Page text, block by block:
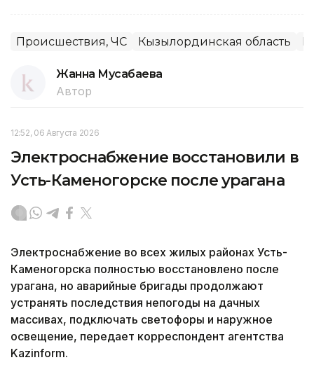
Происшествия, ЧС Кызылординская область
Жанна Мусабаева
Автор
12:52, 06 Августа 2026
Электроснабжение восстановили в
Усть-Каменогорске после урагана
Электроснабжение во всех жилых районах Усть-
Каменогорска полностью восстановлено после
урагана, но аварийные бригады продолжают
устранять последствия непогоды на дачных
массивах, подключать светофоры и наружное
освещение, передает корреспондент агентства
Kazinform.